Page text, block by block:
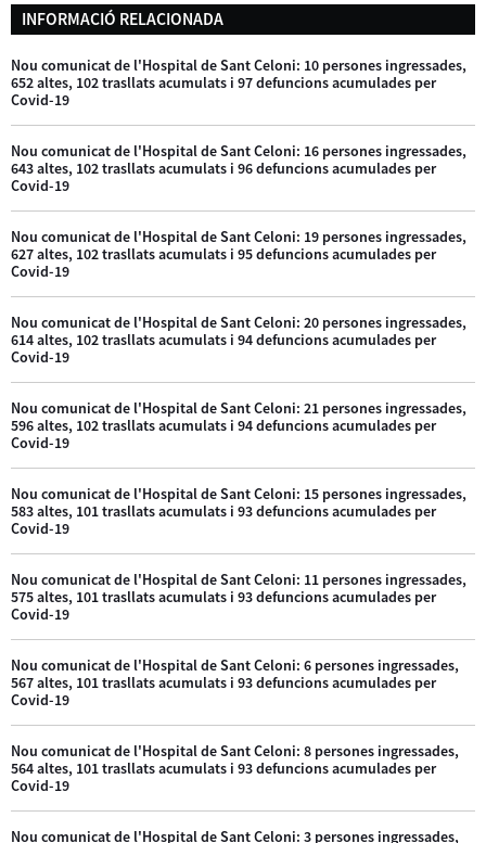
INFORMACIÓ RELACIONADA
Nou comunicat de l'Hospital de Sant Celoni: 10 persones ingressades,
652 altes, 102 trasllats acumulats i 97 defuncions acumulades per
Covid-19
Nou comunicat de l'Hospital de Sant Celoni: 16 persones ingressades,
643 altes, 102 trasllats acumulats i 96 defuncions acumulades per
Covid-19
Nou comunicat de l'Hospital de Sant Celoni: 19 persones ingressades,
627 altes, 102 trasllats acumulats i 95 defuncions acumulades per
Covid-19
Nou comunicat de l'Hospital de Sant Celoni: 20 persones ingressades,
614 altes, 102 trasllats acumulats i 94 defuncions acumulades per
Covid-19
Nou comunicat de l'Hospital de Sant Celoni: 21 persones ingressades,
596 altes, 102 trasllats acumulats i 94 defuncions acumulades per
Covid-19
Nou comunicat de l'Hospital de Sant Celoni: 15 persones ingressades,
583 altes, 101 trasllats acumulats i 93 defuncions acumulades per
Covid-19
Nou comunicat de l'Hospital de Sant Celoni: 11 persones ingressades,
575 altes, 101 trasllats acumulats i 93 defuncions acumulades per
Covid-19
Nou comunicat de l'Hospital de Sant Celoni: 6 persones ingressades,
567 altes, 101 trasllats acumulats i 93 defuncions acumulades per
Covid-19
Nou comunicat de l'Hospital de Sant Celoni: 8 persones ingressades,
564 altes, 101 trasllats acumulats i 93 defuncions acumulades per
Covid-19
Nou comunicat de l'Hospital de Sant Celoni: 3 persones ingressades,